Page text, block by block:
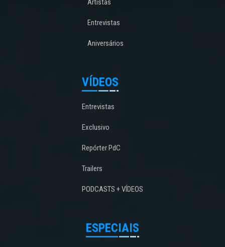
Artistas
Entrevistas
Aniversários
VÍDEOS
Entrevistas
Exclusivo
Repórter PdC
Trailers
PODCASTS + VÍDEOS
ESPECIAIS